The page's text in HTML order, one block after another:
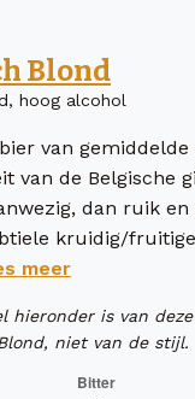
Blond
hoog alcohol
van gemiddelde
van de Belgische
dan ruik en
kruidig/
meer
hieronder is van
niet van de stijl.